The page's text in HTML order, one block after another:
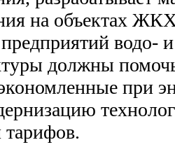
на объектах
водо-
должны
при